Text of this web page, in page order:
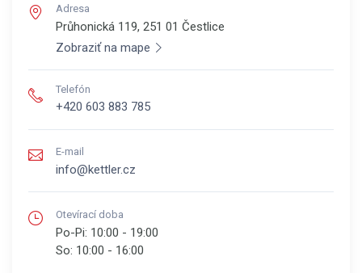
Adresa
Průhonická 119, 251 01 Čestlice
Zobraziť na mape
Telefón
+420 603 883 785
E-mail
info@kettler.cz
Otevírací doba
Po-Pi: 10:00 - 19:00
So: 10:00 - 16:00